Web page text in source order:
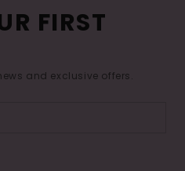
FIRST
and exclusive offers.